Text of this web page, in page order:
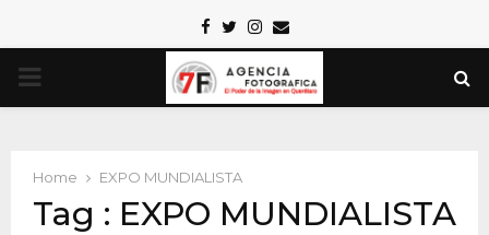
Facebook
TwitterInstagram
Email
PRIMARY
Home EXPO MUNDIALISTA
Tag : EXPO MUNDIALISTA